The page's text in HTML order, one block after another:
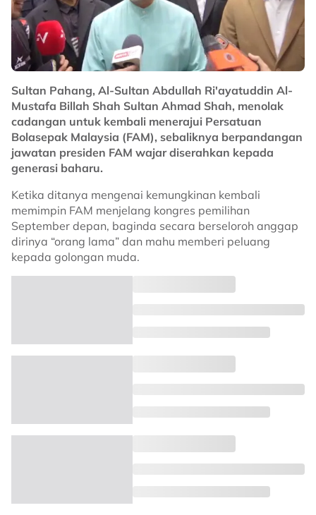
Sultan Pahang, Al-Sultan Abdullah Ri'ayatuddin Al-
Mustafa Billah Shah Sultan Ahmad Shah, menolak
cadangan untuk kembali menerajui Persatuan
Bolasepak Malaysia (FAM), sebaliknya berpandangan
jawatan presiden FAM wajar diserahkan kepada
generasi baharu.
Ketika ditanya mengenai kemungkinan kembali
memimpin FAM menjelang kongres pemilihan
September depan, baginda secara berseloroh anggap
dirinya “orang lama” dan mahu memberi peluang
kepada golongan muda.